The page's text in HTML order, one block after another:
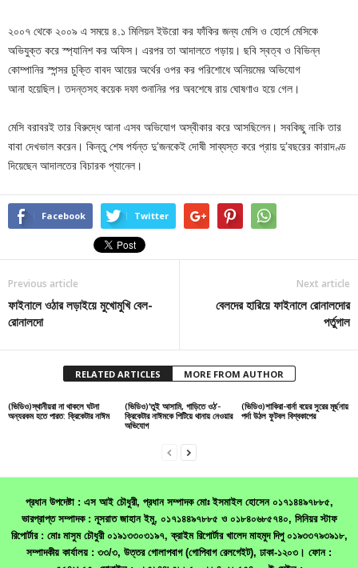
২০০৭ থেকে ২০০৯ এ সময়ে ৪.১ মিলিয়ন ইউরো কর ফাঁকির জন্য মেসি ও হোর্সে মেসিকে
অভিযুক্ত করে স্প্যানিশ কর অফিস। এরপর তা আদালতে গড়ায়। ছবি স্বত্ব ও বিভিন্ন
কোম্পানির স্পন্সর চুক্তি বাবদ আয়ের অর্থের ওপর কর পরিশোধে অনিয়মের অভিযোগ
আনা হয়েছিল। তদন্তসহ কয়েক দফা শুনানির পর অবশেষে রায় ঘোষণাও হয়ে গেল।
মেসি বরাবরই তার বিরুদ্ধে আনা এসব অভিযোগ অস্বীকার করে আসছিলেন। সবকিছু নাকি তার
বাবা দেখভাল করেন। কিন্তু শেষ পর্যন্ত দু’জনকেই দোষী সাব্যস্ত করে প্রায় দু’বছরের কারাদণ্ড
দিয়েছেন আদালতের বিচারক প্যানেল।
Facebook Twitter
Previous article
ফাইনালে ওঠার লড়াইয়ে মুখোমুখি বেল-
রোনালদো
Next article
বেলদের হারিয়ে ফাইনালে রোনালদোর
পর্তুগাল
RELATED ARTICLES MORE FROM AUTHOR
(ভিডিও)স্থানীয়রা না থাকলে ঘটনা
অন্যরকম হতে পারত: ক্রিকেটার নাঈম
(ভিডিও)‘তুই আসামি, গাড়িতে ওঠ’-
ক্রিকেটার নাঈমকে পিটিয়ে থানায় নেওয়ার
অভিযোগ
(ভিডিও)শাকিরা-বার্না বয়ের সুরের মূর্ছনায়
পর্দা উঠল ফুটবল বিশ্বকাপের
প্রধান উপদেষ্টা : এস আই চৌধুরী, প্রধান সম্পাদক মোঃ ইসমাইল হোসেন ০১৭১৪৪৯৭৮৮৫,
ভারপ্রাপ্ত সম্পাদক : নূসরাত জাহান ইমু, ০১৭১৪৪৯৭৮৮৫ ও ০১৮৪০৬৮৫৭৪০, সিনিয়র স্টাফ
রিপোর্টার : মোঃ মাসুম চৌধুরী ০১৯১৩৩০৩১৯৭, ক্রাইম রিপোর্টার খালেদ মাহমুদ দিপু ০১৯৩৩৭৯৩৯১৮,
সম্পাদকীয় কার্যালয় : ৩৩/৩, উত্তর গোলাপবাগ (গোপিবাগ রেলগেইট), ঢাকা-১২০৩। ফোন :